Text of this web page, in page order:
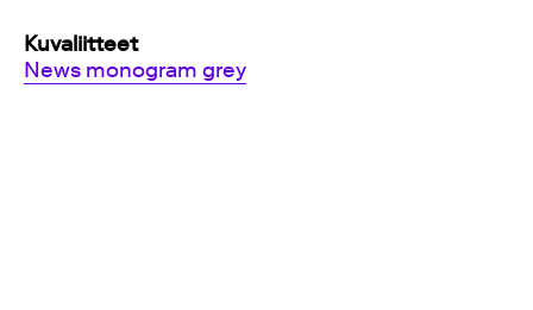
Kuvaliitteet
News monogram grey